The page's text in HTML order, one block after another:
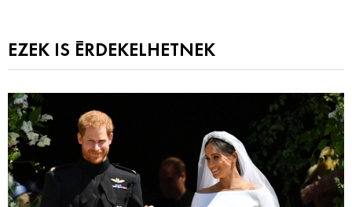
EZEK IS ÉRDEKELHETNEK